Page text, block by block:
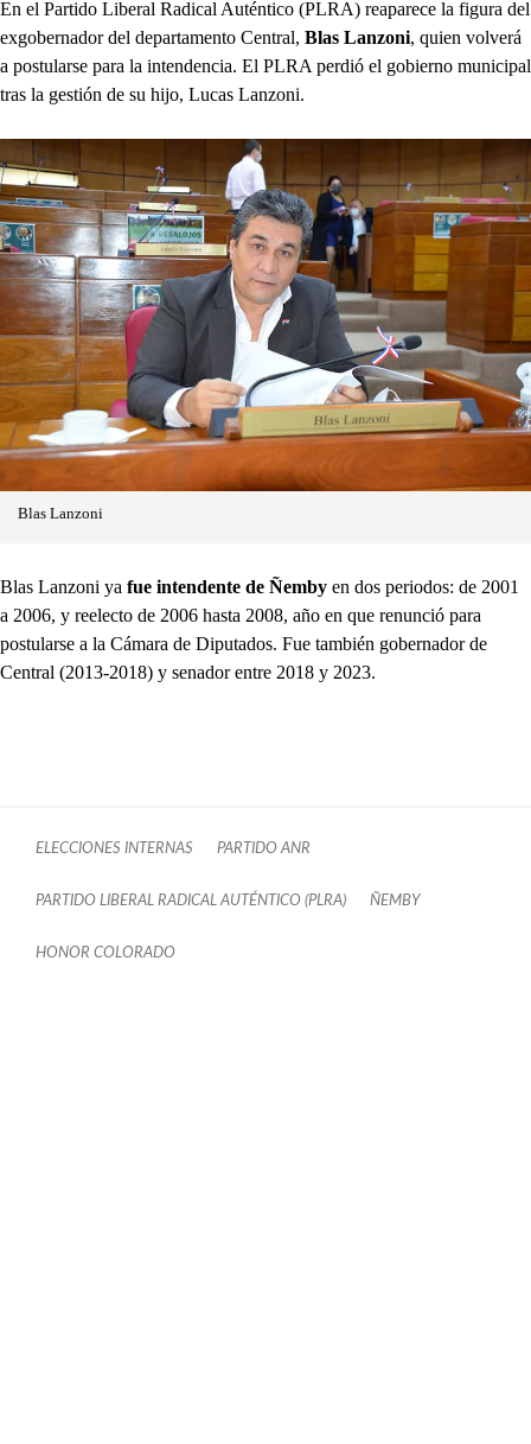
En el Partido Liberal Radical Auténtico (PLRA) reaparece la figura del
exgobernador del departamento Central, Blas Lanzoni, quien volverá
a postularse para la intendencia. El PLRA perdió el gobierno municipal
tras la gestión de su hijo, Lucas Lanzoni.
Blas Lanzoni
Blas Lanzoni ya fue intendente de Ñemby en dos periodos: de 2001
a 2006, y reelecto de 2006 hasta 2008, año en que renunció para
postularse a la Cámara de Diputados. Fue también gobernador de
Central (2013-2018) y senador entre 2018 y 2023.
ELECCIONES INTERNAS PARTIDO ANR
PARTIDO LIBERAL RADICAL AUTÉNTICO (PLRA) ÑEMBY
HONOR COLORADO